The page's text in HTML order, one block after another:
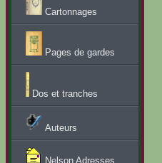
Cartonnages
Pages de gardes
Dos et tranches
Auteurs
Nelson Adresses